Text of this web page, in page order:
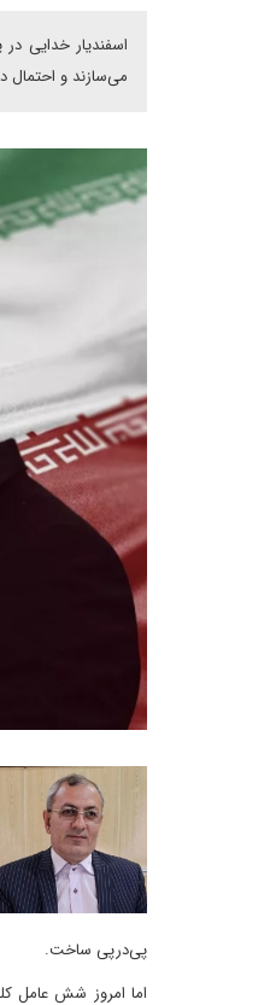
می‌سازند و احتمال
پی‌درپی ساخت.